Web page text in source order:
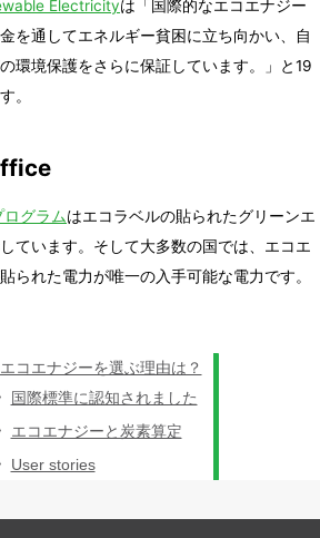
Electricityは「国際的なエコエナジー
を通してエネルギー貧困に立ち向かい、自
環境保護をさらに保証しています。」と19
。
グラムはエコラベルの貼られたグリーンエ
ています。そして大多数の国では、エコエ
られた電力が唯一の入手可能な電力です。
エコエナジーを選ぶ理由は？
国際標準に認知されました
エコエナジーと炭素算定
User stories